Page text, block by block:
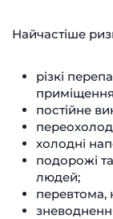
Найчастіше
різкі
постійне
холодні
подорожі
людей;
перевтома,